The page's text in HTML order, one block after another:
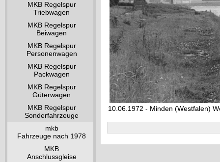
MKB Regelspur
Triebwagen
MKB Regelspur
Beiwagen
MKB Regelspur
Personenwagen
MKB Regelspur
Packwagen
MKB Regelspur
Güterwagen
MKB Regelspur
Sonderfahrzeuge
mkb
Fahrzeuge nach 1978
MKB
Anschlussgleise
10.06.1972 - Minden (Westfalen)